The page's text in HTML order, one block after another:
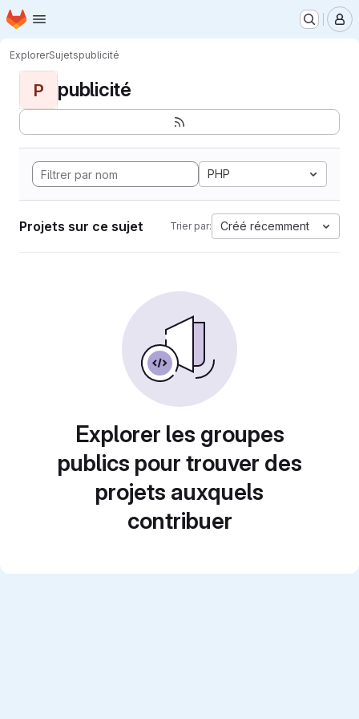
Passer au contenu principal
Page d'accueil
ExplorerSujetspublicité
P publicité
PHP
Projets sur ce sujet Trier par: Créé récemment
Explorer les groupes
publics pour trouver des
projets auxquels
contribuer